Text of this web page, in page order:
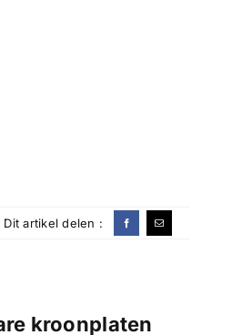
Dit artikel delen :
kroonplaten